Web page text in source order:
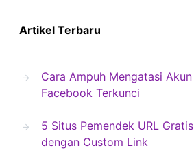
Artikel Terbaru
Cara Ampuh Mengatasi Akun
Facebook Terkunci
5 Situs Pemendek URL Gratis
dengan Custom Link